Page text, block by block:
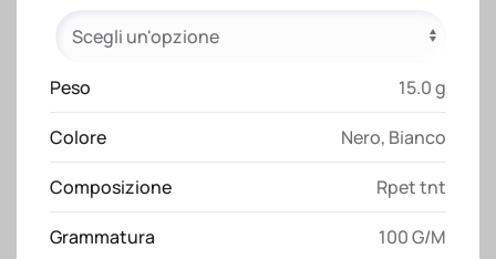
riciclato
100
g/m2
(TNT
R-
PET)
termosaldata
quantità
Peso 15.0 g
Colore Nero, Bianco
Composizione Rpet tnt
Grammatura 100 G/M